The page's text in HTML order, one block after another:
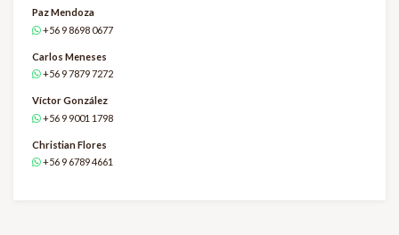
Paz Mendoza
+56 9 8698 0677
Carlos Meneses
+56 9 7879 7272
Víctor González
+56 9 9001 1798
Christian Flores
+56 9 6789 4661